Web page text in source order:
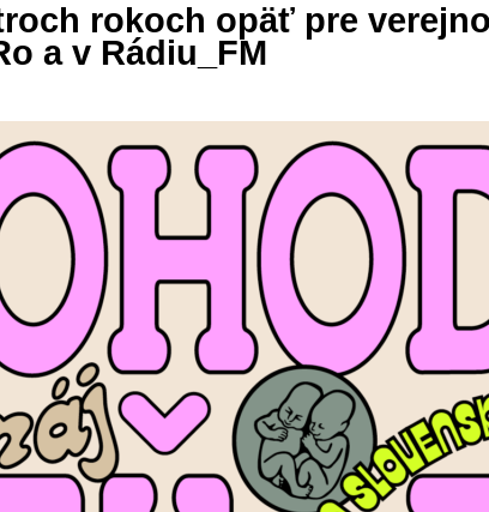
rokoch opäť pre
a v Rádiu_FM